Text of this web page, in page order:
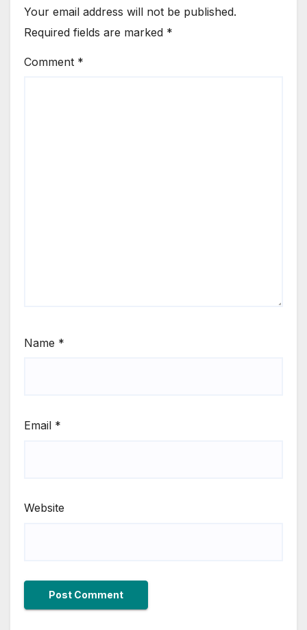
Your email address will not be published.
Required fields are marked *
Comment *
Name *
Email *
Website